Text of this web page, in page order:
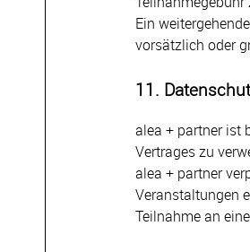
Ein
vorsätzlich oder
11.
alea + partner ist
Vertrages zu
alea + partner
Veranstaltungen
Teilnahme an